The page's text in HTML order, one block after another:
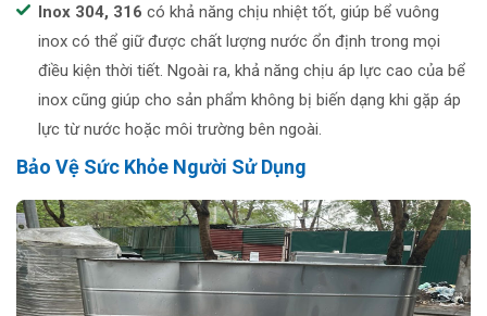
Inox 304, 316 có khả năng chịu nhiệt tốt, giúp bể vuông
inox có thể giữ được chất lượng nước ổn định trong mọi
điều kiện thời tiết. Ngoài ra, khả năng chịu áp lực cao của bể
inox cũng giúp cho sản phẩm không bị biến dạng khi gặp áp
lực từ nước hoặc môi trường bên ngoài.
Bảo Vệ Sức Khỏe Người Sử Dụng